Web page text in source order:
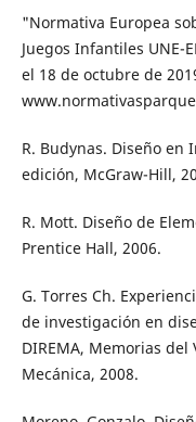
"Normativa Europea
Juegos Infantiles UNE-
el 18 de octubre de
R. Budynas. Diseño en
edición, McGraw-Hill,
R. Mott. Diseño de
Prentice Hall, 2006.
G. Torres Ch.
de investigación en
DIREMA, Memorias
Mecánica, 2008.